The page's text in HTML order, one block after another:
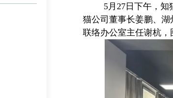
5月27日下午，
猫公司董事长姜鹏、
联络办公室主任谢杭，